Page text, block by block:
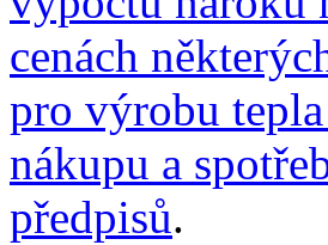
cenách
pro výrobu
nákupu a
předpisů.